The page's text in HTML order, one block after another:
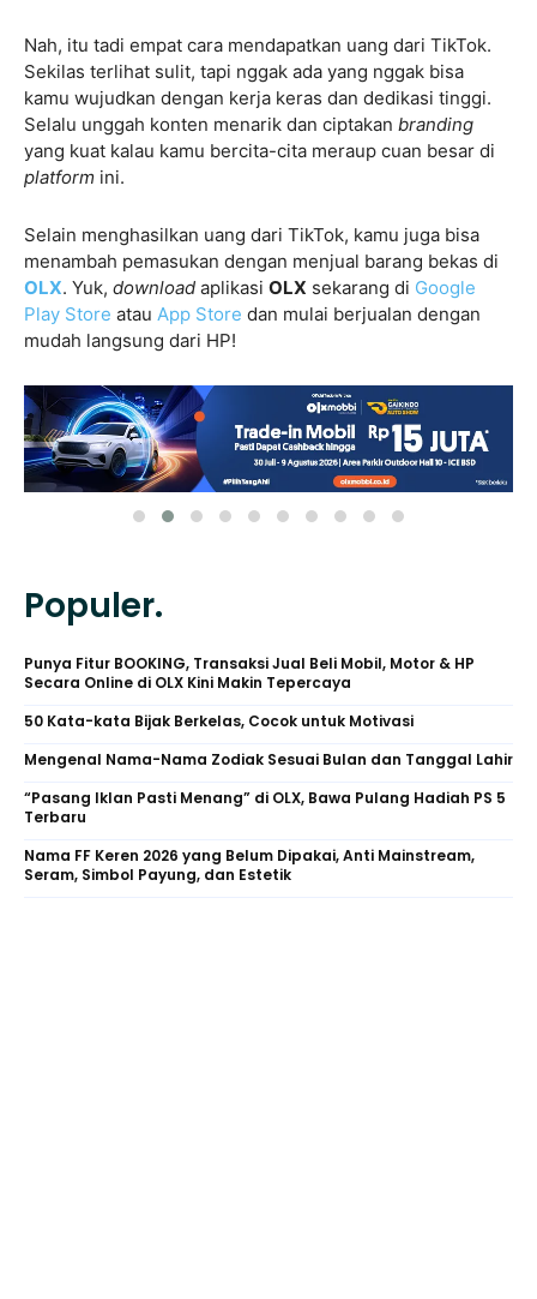
Nah, itu tadi empat cara mendapatkan uang dari TikTok.
Sekilas terlihat sulit, tapi nggak ada yang nggak bisa
kamu wujudkan dengan kerja keras dan dedikasi tinggi.
Selalu unggah konten menarik dan ciptakan branding
yang kuat kalau kamu bercita-cita meraup cuan besar di
platform ini.
Selain menghasilkan uang dari TikTok, kamu juga bisa
menambah pemasukan dengan menjual barang bekas di
OLX. Yuk, download aplikasi OLX sekarang di Google
Play Store atau App Store dan mulai berjualan dengan
mudah langsung dari HP!
Populer.
Punya Fitur BOOKING, Transaksi Jual Beli Mobil, Motor & HP
Secara Online di OLX Kini Makin Tepercaya
50 Kata-kata Bijak Berkelas, Cocok untuk Motivasi
Mengenal Nama-Nama Zodiak Sesuai Bulan dan Tanggal Lahir
“Pasang Iklan Pasti Menang” di OLX, Bawa Pulang Hadiah PS 5
Terbaru
Nama FF Keren 2026 yang Belum Dipakai, Anti Mainstream,
Seram, Simbol Payung, dan Estetik